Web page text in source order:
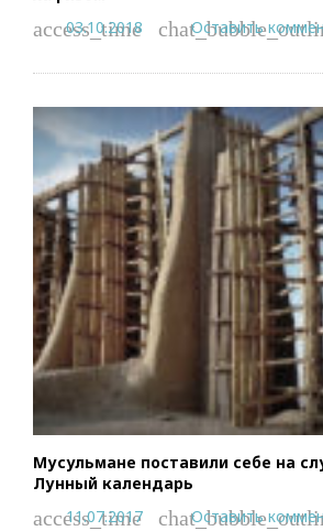
access_time
03.10.2018 Оставить
Мусульмане поставили себе на
Лунный календарь
access_time
11.07.2017 Оставить